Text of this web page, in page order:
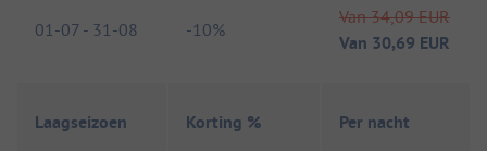
01-07 - 31-08 -10%
Van 34,09 EUR
Van 30,69 EUR
Laagseizoen Korting % Per nacht